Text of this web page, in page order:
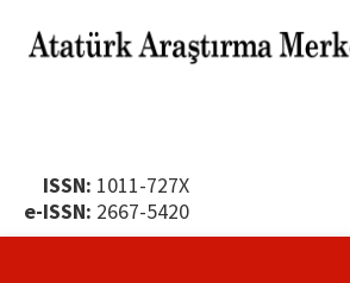
ISSN: 1011-727X
e-ISSN: 2667-5420